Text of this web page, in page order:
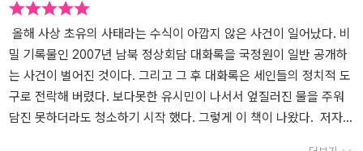
유시민은 노무현을 현장에 강하다고 평가했는데, 현장에 강한 가장
중요한 이유는 상대를 진심으로 대했기 때문이리라. 4. 이 땅의 수구
세력들은 결코 만만한 상대가 아니다. 수단과 방법을 가리지 않고 정
적(政敵)을 몰아세우는 능력은 예나 지금이나 독보적이다. 최근에는
다채로운 변신 능력을 보이기도 했다. 녹색 성장이나 경제 민주화라
는 좌파들의 담론을 가져와 자신들의 편향성을 숨기고 가리는 데 활
올해 사상 초유의 사태라는 수식이 아깝지 않은 사건이 일어났다. 비
밀 기록물인 2007년 남북 정상회담 대화록을 국정원이 일반 공개하
는 사건이 벌어진 것이다. 그리고 그 후 대화록은 세인들의 정치적 도
구로 전락해 버렸다. 보다못한 유시민이 나서서 엎질러진 물을 주워
담진 못하더라도 청소하기 시작 했다. 그렇게 이 책이 나왔다. 저자는